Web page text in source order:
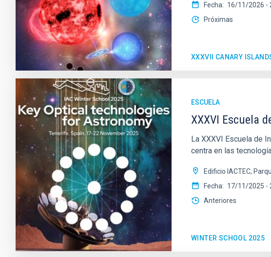
Fecha
16/11/2026 -
Próximas
XXXVII CANARY
ESCUELA
XXXVI Escuela
La XXXVI Escuela de
centra en las
Edificio IACTEC,
Fecha
17/11/2025 -
Anteriores
WINTER SCHOOL 2025